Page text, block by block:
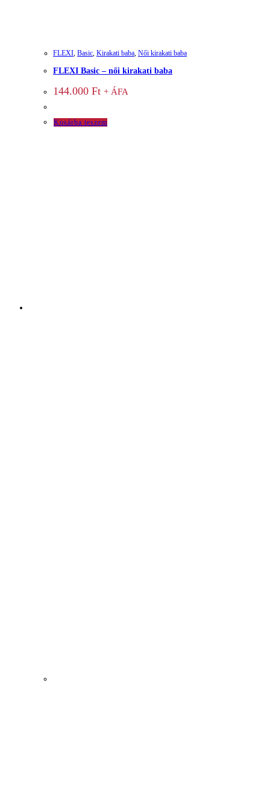
FLEXI Basic Kirakati baba Női kirakati baba
FLEXI Basic – női kirakati baba
144.000 Ft + ÁFA
Kosárba teszem